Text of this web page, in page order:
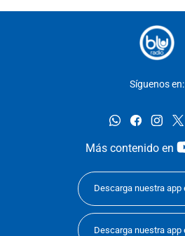
Síguenos en:
whatsappfacebook
Más contenido en
Descarga nuestra app
Descarga nuestra app